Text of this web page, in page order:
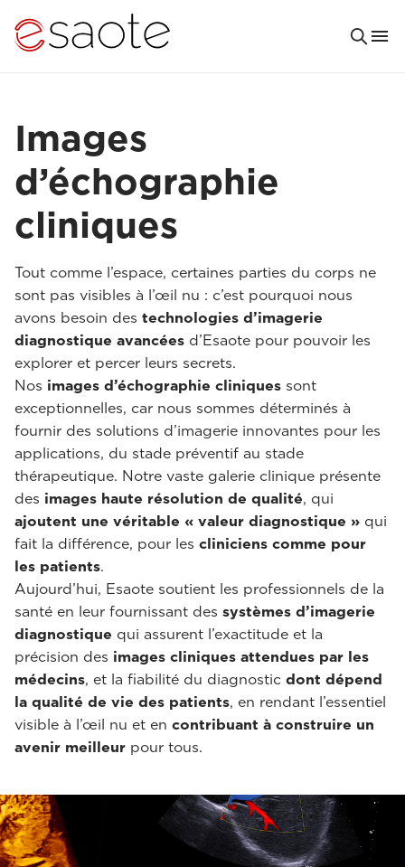
Images
d’échographie
cliniques
Tout comme l’espace, certaines parties du corps ne
sont pas visibles à l’œil nu : c’est pourquoi nous
avons besoin des technologies d’imagerie
diagnostique avancées d’Esaote pour pouvoir les
explorer et percer leurs secrets.
Nos images d’échographie cliniques sont
exceptionnelles, car nous sommes déterminés à
fournir des solutions d’imagerie innovantes pour les
applications, du stade préventif au stade
thérapeutique. Notre vaste galerie clinique présente
des images haute résolution de qualité, qui
ajoutent une véritable « valeur diagnostique » qui
fait la différence, pour les cliniciens comme pour
les patients.
Aujourd’hui, Esaote soutient les professionnels de la
santé en leur fournissant des systèmes d’imagerie
diagnostique qui assurent l’exactitude et la
précision des images cliniques attendues par les
médecins, et la fiabilité du diagnostic dont dépend
la qualité de vie des patients, en rendant l’essentiel
visible à l’œil nu et en contribuant à construire un
avenir meilleur pour tous.